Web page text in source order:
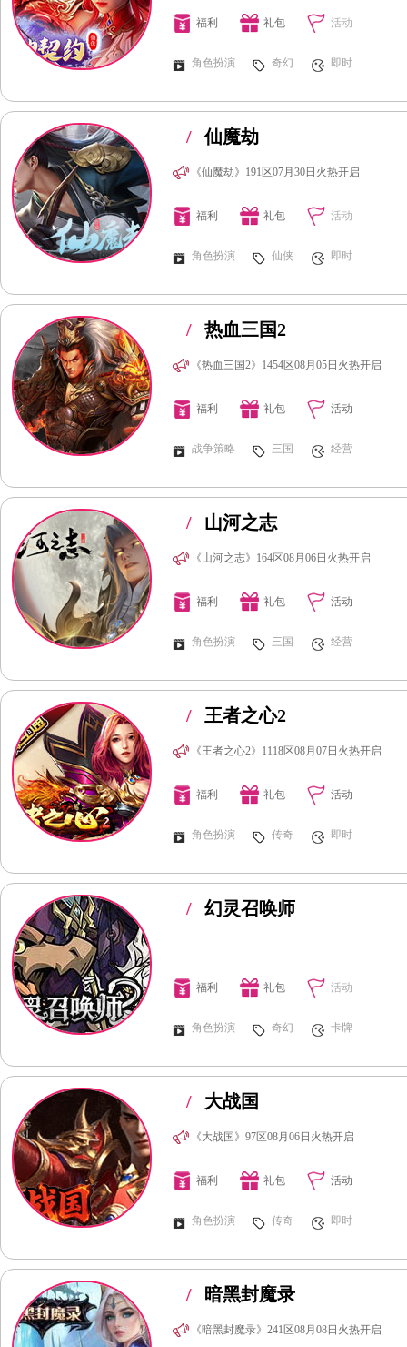
福利 礼包 活动
角色扮演 奇幻 即时
仙魔劫
/
《仙魔劫》191区07月30日火热开启
福利 礼包 活动
角色扮演 仙侠 即时
热血三国2
/
《热血三国2》1454区08月05日火热开启
福利 礼包 活动
战争策略 三国 经营
山河之志
/
《山河之志》164区08月06日火热开启
福利 礼包 活动
角色扮演 三国 经营
王者之心2
/
《王者之心2》1118区08月07日火热开启
福利 礼包 活动
角色扮演 传奇 即时
幻灵召唤师
/
福利 礼包 活动
角色扮演 奇幻 卡牌
大战国
/
《大战国》97区08月06日火热开启
福利 礼包 活动
角色扮演 传奇 即时
暗黑封魔录
/
《暗黑封魔录》241区08月08日火热开启